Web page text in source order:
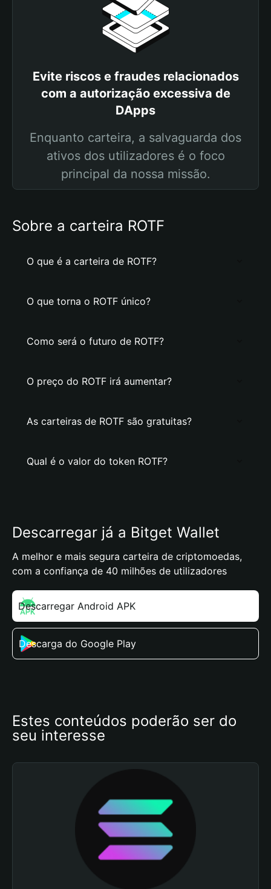
Evite riscos e fraudes relacionados
com a autorização excessiva de
DApps
Enquanto carteira, a salvaguarda dos
ativos dos utilizadores é o foco
principal da nossa missão.
Sobre a carteira ROTF
O que é a carteira de ROTF?
O que torna o ROTF único?
Como será o futuro de ROTF?
O preço do ROTF irá aumentar?
As carteiras de ROTF são gratuitas?
Qual é o valor do token ROTF?
Descarregar já a Bitget Wallet
A melhor e mais segura carteira de criptomoedas,
com a confiança de 40 milhões de utilizadores
Descarregar Android APK
Descarga do Google Play
Estes conteúdos poderão ser do
seu interesse